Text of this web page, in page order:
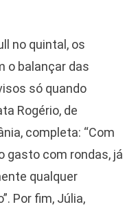
no quintal, os
o balançar das
só quando
Rogério, de
completa: “Com
gasto com rondas, já
qualquer
Por fim, Júlia,